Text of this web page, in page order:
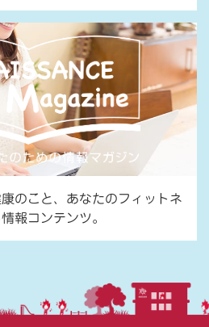
のこと、あなたのフィットネ
報コンテンツ。